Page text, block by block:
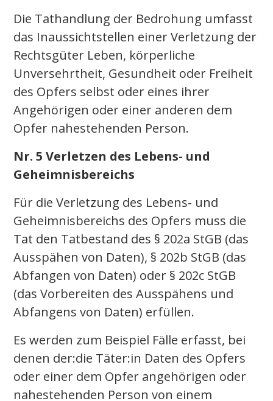
Die Tathandlung der Bedrohung umfasst
das Inaussichtstellen einer Verletzung der
Rechtsgüter Leben, körperliche
Unversehrtheit, Gesundheit oder Freiheit
des Opfers selbst oder eines ihrer
Angehörigen oder einer anderen dem
Opfer nahestehenden Person.
Nr. 5 Verletzen des Lebens- und
Geheimnisbereichs
Für die Verletzung des Lebens- und
Geheimnisbereichs des Opfers muss die
Tat den Tatbestand des § 202a StGB (das
Ausspähen von Daten), § 202b StGB (das
Abfangen von Daten) oder § 202c StGB
(das Vorbereiten des Ausspähens und
Abfangens von Daten) erfüllen.
Es werden zum Beispiel Fälle erfasst, bei
denen der:die Täter:in Daten des Opfers
oder einer dem Opfer angehörigen oder
nahestehenden Person von einem